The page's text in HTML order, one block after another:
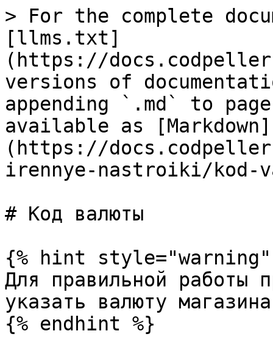
> For the complete
[llms.txt]
(https://
versions of
appending `.md` to
available as [Markdown]
(https://
irennye-nastroiki/kod-
# Код валюты
{% hint style="warning"
Для правильной работы
указать валюту магазина
{% endhint %}